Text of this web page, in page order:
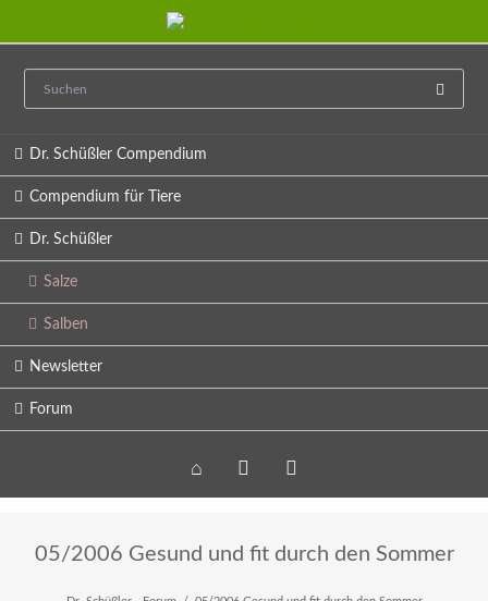
Dr. Schüßler Compendium
Compendium für Tiere
Dr. Schüßler
Salze
Salben
Newsletter
Forum
Home Veranstaltungen
Newsletter
05/2006 Gesund und fit durch den Sommer